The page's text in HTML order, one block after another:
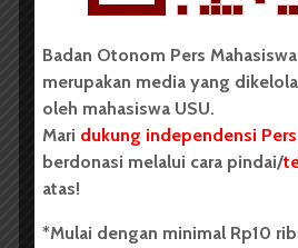
Badan Otonom Pers
merupakan media yang
oleh mahasiswa USU.
Mari dukung independensi
berdonasi melalui cara pindai/
atas!
*Mulai dengan minimal Rp10